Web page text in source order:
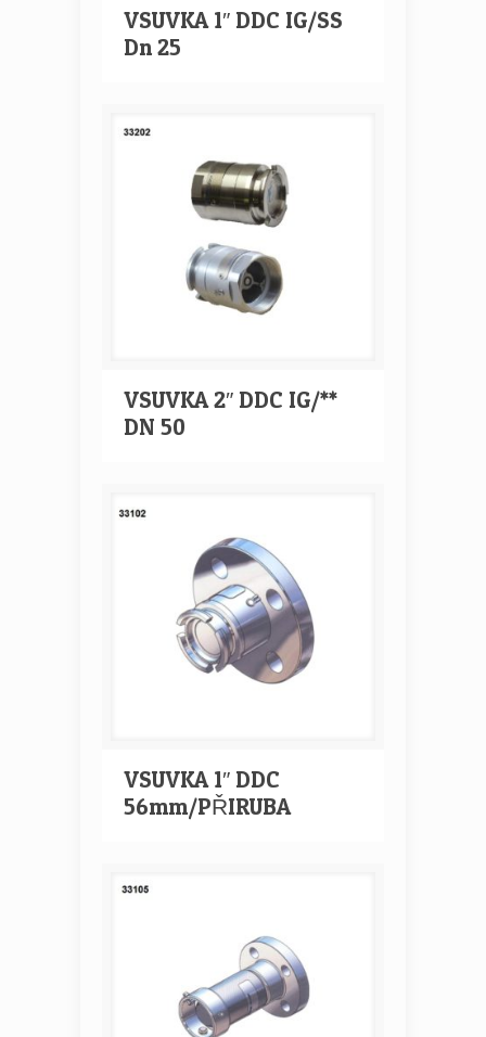
VSUVKA 1″ DDC IG/SS
Dn 25
VSUVKA 2″ DDC IG/**
DN 50
VSUVKA 1″ DDC
56mm/PŘIRUBA